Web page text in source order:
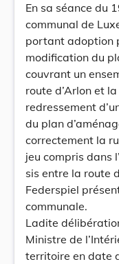
En sa séance du
communal de
portant adoption
modification du
couvrant un
route d’Arlon et
redressement
du plan
correctement la
jeu compris dans
sis entre la route
Federspiel
communale.
Ladite
Ministre de
territoire en date